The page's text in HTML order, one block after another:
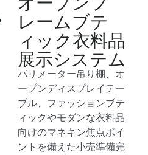
レームブテ
ィック衣料品
展示システム
パリメーター吊り棚、オ
ープンディスプレイテー
ブル、ファッションブテ
ィックやモダンな衣料品
向けのマネキン焦点ポイ
ントを備えた小売準備完